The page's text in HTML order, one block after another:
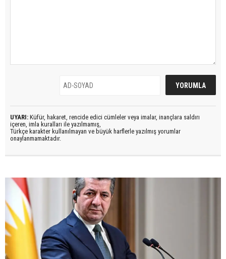
UYARI: Küfür, hakaret, rencide edici cümleler veya imalar, inançlara saldırı
içeren, imla kuralları ile yazılmamış,
Türkçe karakter kullanılmayan ve büyük harflerle yazılmış yorumlar
onaylanmamaktadır.